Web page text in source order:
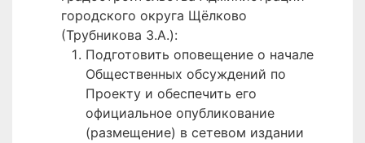
городского округа Щёлково
(Трубникова З.А.):
Подготовить оповещение о начале
Общественных обсуждений по
Проекту и обеспечить его
официальное опубликование
(размещение) в сетевом издании